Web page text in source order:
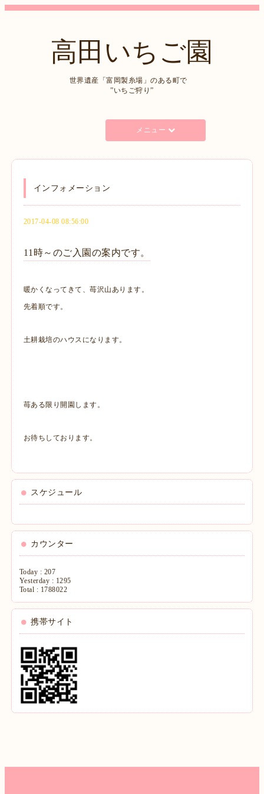
高田いちご園
世界遺産「富岡製糸場」のある町で
”いちご狩り”
メニュー
インフォメーション
2017-04-08 08:56:00
11時～のご入園の案内です。
暖かくなってきて、苺沢山あります。
先着順です。
土耕栽培のハウスになります。
苺ある限り開園します。
お待ちしております。
スケジュール
カウンター
Today : 207
Yesterday : 1295
Total : 1788022
携帯サイト